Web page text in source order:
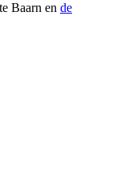
Baarn en de